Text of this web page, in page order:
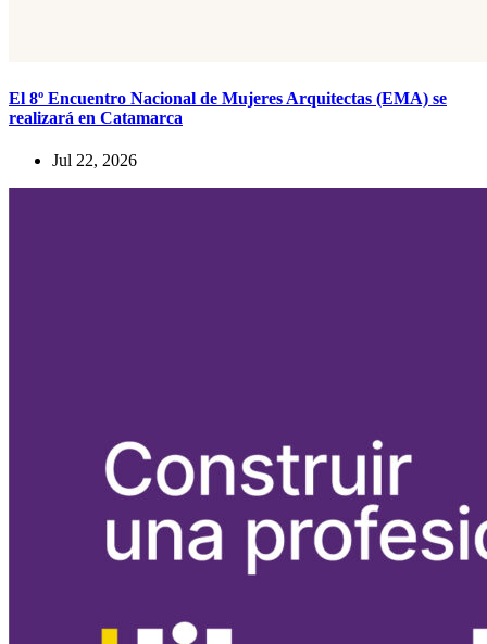
El 8º Encuentro Nacional de Mujeres Arquitectas (EMA) se
realizará en Catamarca
Jul 22, 2026